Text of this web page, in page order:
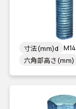
寸法(mm)d M14
六角部高さ(mm)